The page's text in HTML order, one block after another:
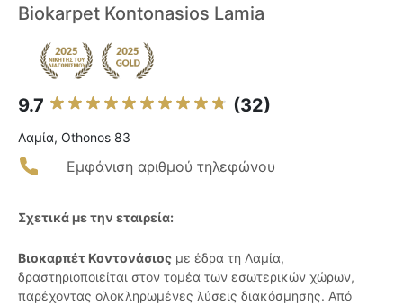
Biokarpet Kontonasios Lamia
9.7 (32)
Λαμία, Othonos 83
Εμφάνιση αριθμού τηλεφώνου
Σχετικά με την εταιρεία:
Βιοκαρπέτ Κοντονάσιος με έδρα τη Λαμία,
δραστηριοποιείται στον τομέα των εσωτερικών χώρων,
παρέχοντας ολοκληρωμένες λύσεις διακόσμησης. Από